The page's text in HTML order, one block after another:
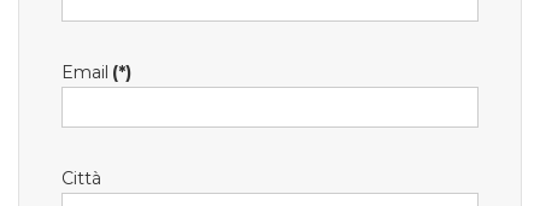
Email (*)
Città